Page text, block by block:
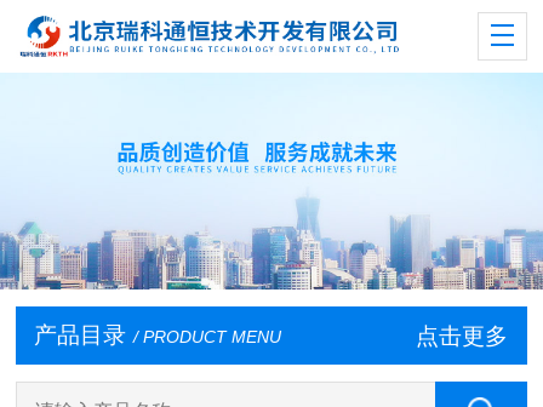
产品目录 / PRODUCT MENU 点击更多